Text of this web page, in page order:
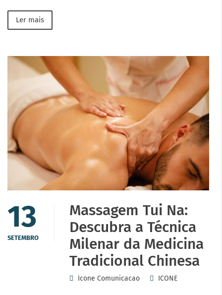
Ler mais
13
SETEMBRO
Massagem Tui Na:
Descubra a Técnica
Milenar da Medicina
Tradicional Chinesa
Icone Comunicacao ICONE